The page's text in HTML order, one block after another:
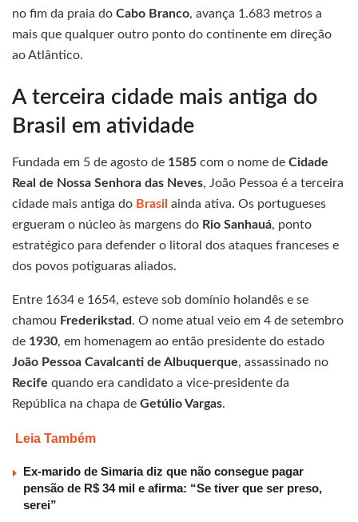
no fim da praia do Cabo Branco, avança 1.683 metros a
mais que qualquer outro ponto do continente em direção
ao Atlântico.
A terceira cidade mais antiga do
Brasil em atividade
Fundada em 5 de agosto de 1585 com o nome de Cidade
Real de Nossa Senhora das Neves, João Pessoa é a terceira
cidade mais antiga do Brasil ainda ativa. Os portugueses
ergueram o núcleo às margens do Rio Sanhauá, ponto
estratégico para defender o litoral dos ataques franceses e
dos povos potiguaras aliados.
Entre 1634 e 1654, esteve sob domínio holandês e se
chamou Frederikstad. O nome atual veio em 4 de setembro
de 1930, em homenagem ao então presidente do estado
João Pessoa Cavalcanti de Albuquerque, assassinado no
Recife quando era candidato a vice-presidente da
República na chapa de Getúlio Vargas.
Leia Também
Ex-marido de Simaria diz que não consegue pagar
pensão de R$ 34 mil e afirma: “Se tiver que ser preso,
serei”